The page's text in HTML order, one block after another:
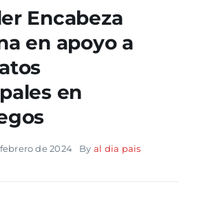
Encabeza
en apoyo a
en
de 2024 By al dia pais